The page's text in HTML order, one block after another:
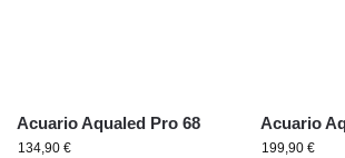
Acuario Aqualed Pro 68
134,90 €
Acuario
199,90 €